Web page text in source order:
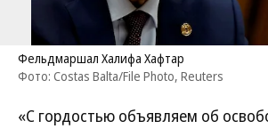
Фельдмаршал Халифа Хафтар
Фото: Costas Balta/File Photo, Reuters
«С гордостью объявляем об